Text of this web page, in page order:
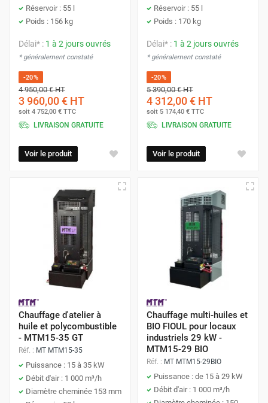
Réservoir : 55 l
Poids : 156 kg
Délai* : 1 à 2 jours ouvrés
* généralement constaté
-20%
4 950,00 €HT
3 960,00 € HT
soit 4 752,00 € TTC
LIVRAISON GRATUITE
Voir le produit
Réservoir : 55 l
Poids : 170 kg
Délai* : 1 à 2 jours ouvrés
* généralement constaté
-20%
5 390,00 €HT
4 312,00 € HT
soit 5 174,40 € TTC
LIVRAISON GRATUITE
Voir le produit
Chauffage d'atelier à
huile et polycombustible
- MTM15-35 GT
Réf. : MT MTM15-35
Puissance : 15 à 35 kW
Débit d'air : 1 000 m³/h
Diamètre cheminée 153 mm
Chauffage multi-huiles et
BIO FIOUL pour locaux
industriels 29 kW -
MTM15-29 BIO
Réf. : MT MTM15-29BIO
Puissance : de 15 à 29 kW
Débit d'air : 1 000 m³/h